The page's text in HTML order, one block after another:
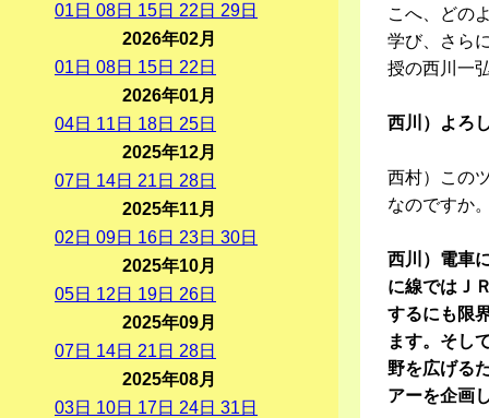
こへ、どの
学び、さら
授の西川一
西川）よろ
西村）この
なのですか
西川）電車
に線ではＪ
するにも限
ます。そし
野を広げる
アーを企画
01 日 08日 15日 22 日 29日
2026年02月
01 日 08日 15日 22 日
2026年01月
04日 11 日 18日 25日
2025年12月
07日 14日 21 日 28日
2025年11月
02 日 09日 16日 23日 30日
2025年10月
05日 12 日 19日 26日
2025年09月
07日 14日 21 日 28日
2025年08月
03日 10日 17日 24日 31 日